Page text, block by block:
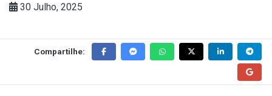
30 Julho, 2025
Compartilhe: